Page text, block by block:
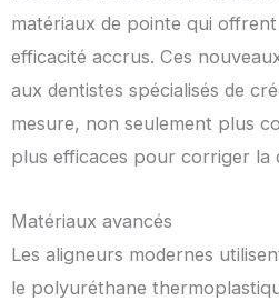
matériaux de pointe qui
efficacité accrus. Ces
aux dentistes spécialisés de
mesure, non seulement plus
plus efficaces pour corriger la
Matériaux avancés
Les aligneurs modernes
le polyuréthane